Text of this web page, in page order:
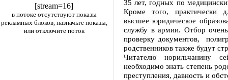
[stream=16]
в потоке отсутствуют показы
рекламных блоков, назначьте показы,
или отключите поток
35 лет, годных по
Кроме того, практически
высшее юридическое
службу в армии. Отбор
проверку документов,
родственников также будут
Читателю норильчанину
необходимо знать степень
преступления, давность и